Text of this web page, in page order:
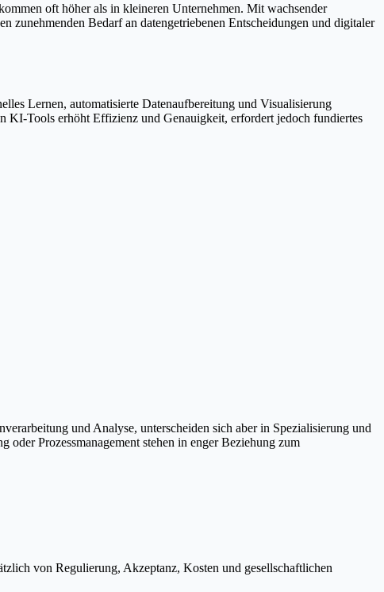
oft höher als in kleineren Unternehmen. Mit wachsender
zunehmenden Bedarf an datengetriebenen Entscheidungen und digitaler
Lernen, automatisierte Datenaufbereitung und Visualisierung
KI-Tools erhöht Effizienz und Genauigkeit, erfordert jedoch fundiertes
und Analyse, unterscheiden sich aber in Spezialisierung und
Prozessmanagement stehen in enger Beziehung zum
von Regulierung, Akzeptanz, Kosten und gesellschaftlichen